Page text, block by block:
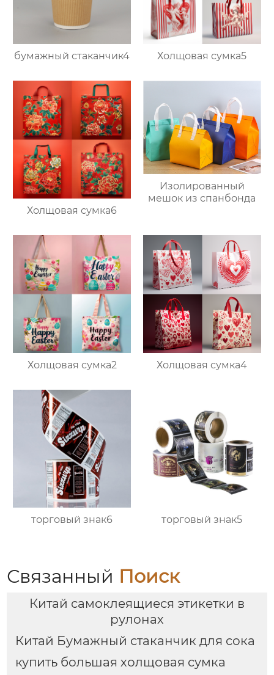
бумажный стаканчик4 Холщовая сумка5
Холщовая сумка6
Изолированный
мешок из спанбонда
Холщовая сумка2 Холщовая сумка4
торговый знак6 торговый знак5
Связанный Поиск
Китай самоклеящиеся этикетки в
рулонах
Китай Бумажный стаканчик для сока
купить большая холщовая сумка